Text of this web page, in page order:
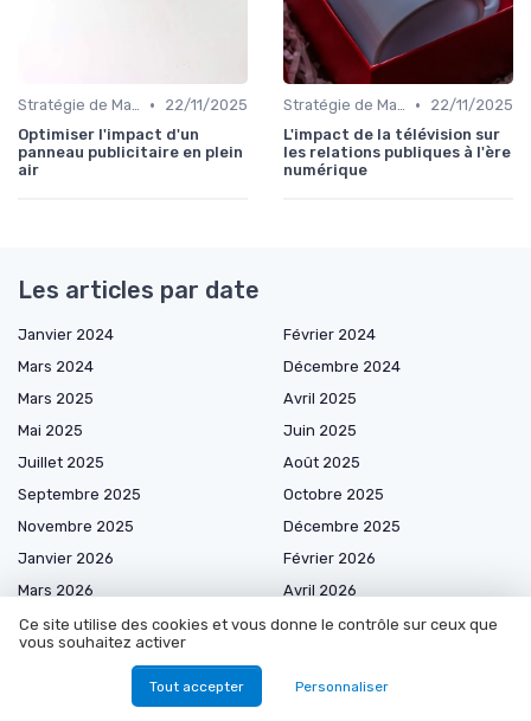
Stratégie de Marketing Digital •
22/11/2025
Optimiser l'impact d'un
panneau publicitaire en plein
air
Stratégie de Marketing Digital •
22/11/2025
L'impact de la télévision sur
les relations publiques à l'ère
numérique
Les articles par date
Janvier 2024
Février 2024
Mars 2024
Décembre 2024
Mars 2025
Avril 2025
Mai 2025
Juin 2025
Juillet 2025
Août 2025
Septembre 2025
Octobre 2025
Novembre 2025
Décembre 2025
Janvier 2026
Février 2026
Mars 2026
Avril 2026
Mai 2026
Juin 2026
Ce site utilise des cookies et vous donne le contrôle sur ceux que
vous souhaitez activer
Tout accepter Personnaliser